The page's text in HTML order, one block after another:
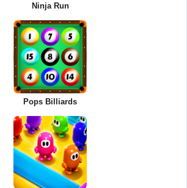
Ninja Run
Pops Billiards